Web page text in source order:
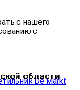
с нашего
с
области